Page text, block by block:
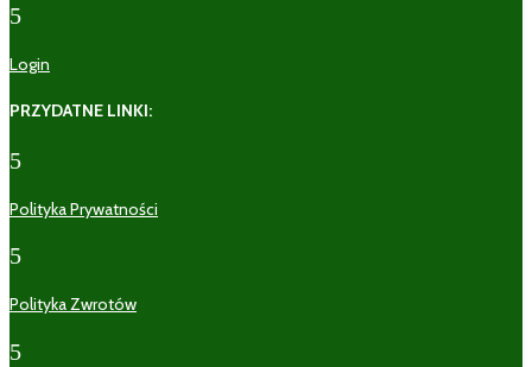
5
Login
PRZYDATNE LINKI:
5
Polityka Prywatności
5
Polityka Zwrotów
5